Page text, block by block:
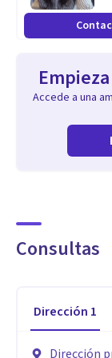
aplicadas al
psicología
integrando
origen
experiencia en
funciones
sistema
enfoque
atención
Accede a una
Consultas
Dirección 1
Dirección